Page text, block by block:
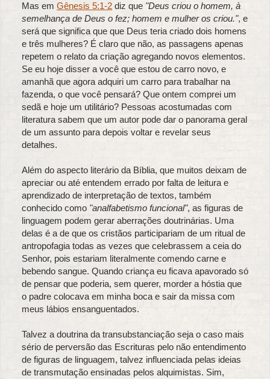
Mas em Gênesis 5:1-2 diz que "Deus criou o homem, à
semelhança de Deus o fez; homem e mulher os criou.", e
será que significa que que Deus teria criado dois homens
e três mulheres? É claro que não, as passagens apenas
repetem o relato da criação agregando novos elementos.
Se eu hoje disser a você que estou de carro novo, e
amanhã que agora adquiri um carro para trabalhar na
fazenda, o que você pensará? Que ontem comprei um
sedã e hoje um utilitário? Pessoas acostumadas com
literatura sabem que um autor pode dar o panorama geral
de um assunto para depois voltar e revelar seus
detalhes.
Além do aspecto literário da Bíblia, que muitos deixam de
apreciar ou até entendem errado por falta de leitura e
aprendizado de interpretação de textos, também
conhecido como "analfabetismo funcional", as figuras de
linguagem podem gerar aberrações doutrinárias. Uma
delas é a de que os cristãos participariam de um ritual de
antropofagia todas as vezes que celebrassem a ceia do
Senhor, pois estariam literalmente comendo carne e
bebendo sangue. Quando criança eu ficava apavorado só
de pensar que poderia, sem querer, morder a hóstia que
o padre colocava em minha boca e sair da missa com
meus lábios ensanguentados.
Talvez a doutrina da transubstanciação seja o caso mais
sério de perversão das Escrituras pelo não entendimento
de figuras de linguagem, talvez influenciada pelas ideias
de transmutação ensinadas pelos alquimistas. Sim,